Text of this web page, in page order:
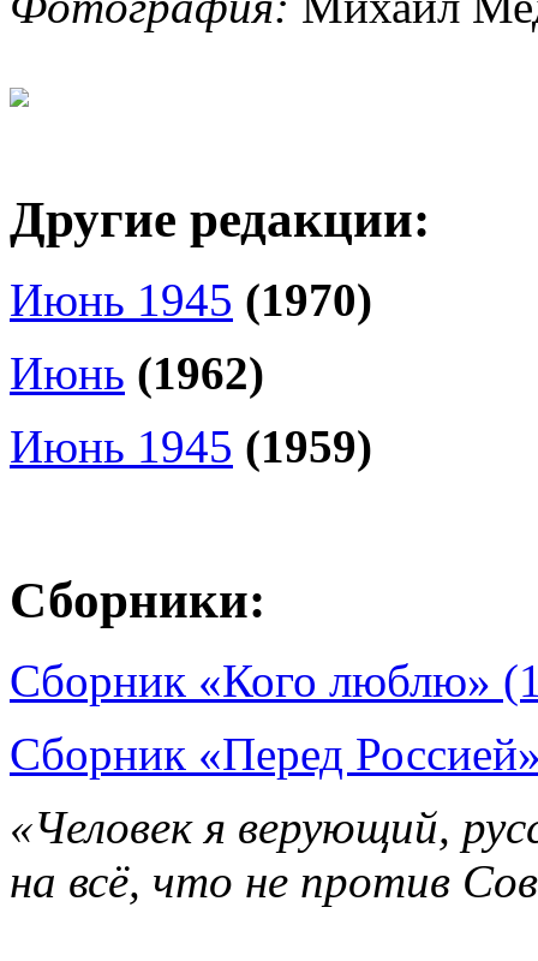
Другие редакции:
Июнь 1945 (1970)
Июнь (1962)
Июнь 1945 (1959)
Сборники:
Сборник «Кого люблю»
Сборник «Перед
«Человек я верующий,
на всё, что не против